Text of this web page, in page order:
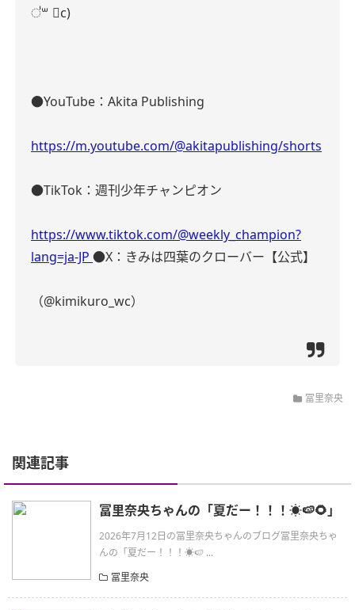
॑꒳ ॑c)
●YouTube：Akita Publishing
https://m.youtube.com/@akitapublishing/shorts
●TikTok：週刊少年チャンピオン
https://www.tiktok.com/@weekly_champion?
lang=ja-JP ●X：きみは四葉のクローバー【公式】
（@kimikuro_wc）
冨里奈央
関連記事
冨里奈央ちゃんの「夏だー！！！☀️🍉🌻」
2026年7月12日の冨里奈央ちゃんのブログ冨里奈央ちゃ
んの「夏だー！！！☀️🍉 ...
冨里奈央